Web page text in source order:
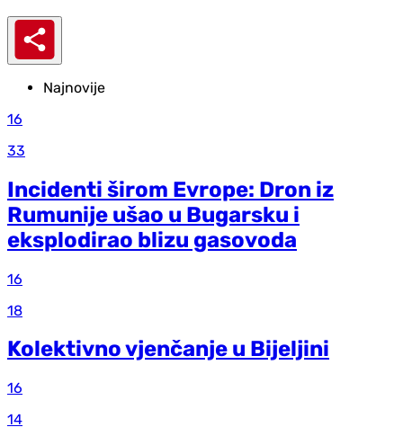
Najnovije
16
33
Incidenti širom Evrope: Dron iz
Rumunije ušao u Bugarsku i
eksplodirao blizu gasovoda
16
18
Kolektivno vjenčanje u Bijeljini
16
14